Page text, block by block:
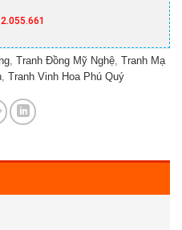
Tranh Đồng Mỹ Nghệ Tranh Mạ
Tranh Vinh Hoa Phú Quý